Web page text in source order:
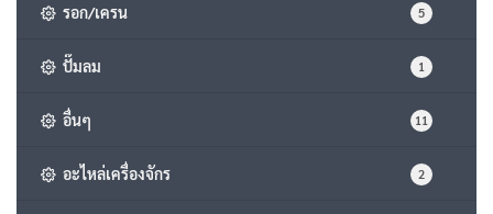
รอก/เครน 5
ปั๊มลม 1
อื่นๆ 11
อะไหล่เครื่องจักร 2